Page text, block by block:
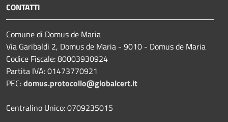
CONTATTI
Comune di Domus de Maria
Via Garibaldi 2, Domus de Maria - 9010 - Domus de Maria
Codice Fiscale: 80003930924
Partita IVA: 01473770921
PEC:domus.protocollo@globalcert.it
Centralino Unico: 0709235015